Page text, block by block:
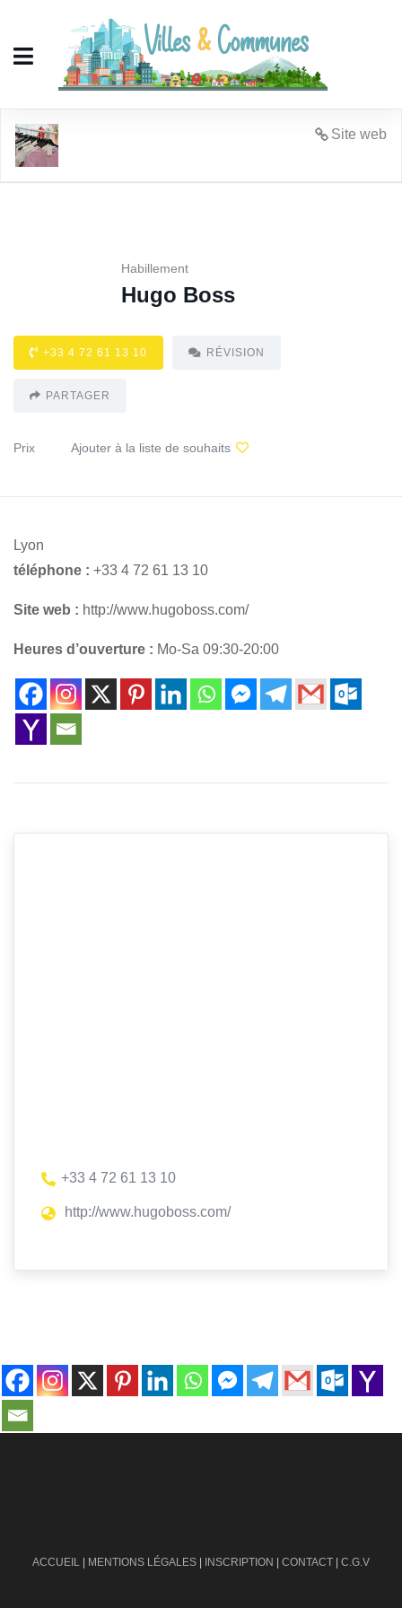
Site web
Habillement
Hugo Boss
+33 4 72 61 13 10 RÉVISION
PARTAGER
Prix Ajouter à la liste de souhaits
Lyon
téléphone : +33 4 72 61 13 10
Site web : http://www.hugoboss.com/
Heures d’ouverture : Mo-Sa 09:30-20:00
+33 4 72 61 13 10
http://www.hugoboss.com/
ACCUEIL | MENTIONS LÉGALES | INSCRIPTION | CONTACT | C.G.V